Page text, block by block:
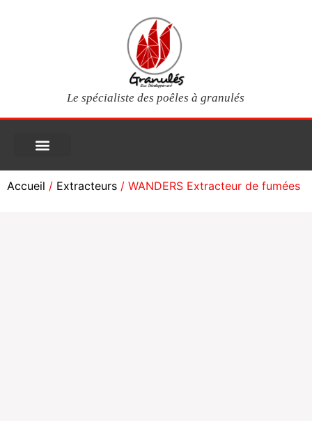
Le spécialiste des poêles à granulés
Accueil / Extracteurs / WANDERS Extracteur de fumées